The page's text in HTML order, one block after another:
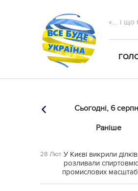
«... і що
Сьогодні, 6
Раніше
28 Лют У Києві викрили
розливали
промислових